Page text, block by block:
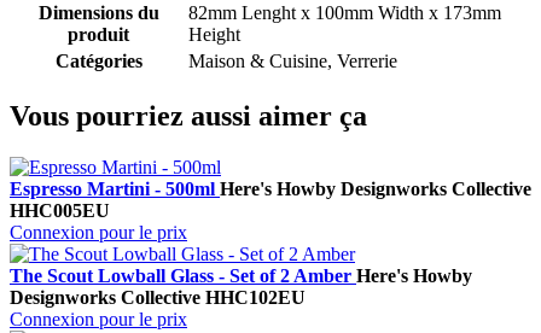
Dimensions du
produit
82mm Lenght x 100mm Width x 173mm
Height
Catégories
Maison & Cuisine, Verrerie
Vous pourriez aussi aimer ça
Espresso Martini - 500ml Here's Howby Designworks Collective
HHC005EU
Connexion pour le prix
The Scout Lowball Glass - Set of 2 Amber Here's Howby
Designworks Collective HHC102EU
Connexion pour le prix